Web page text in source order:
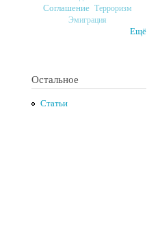
Соглашение Терроризм
Эмиграция
Ещё
Остальное
Статьи